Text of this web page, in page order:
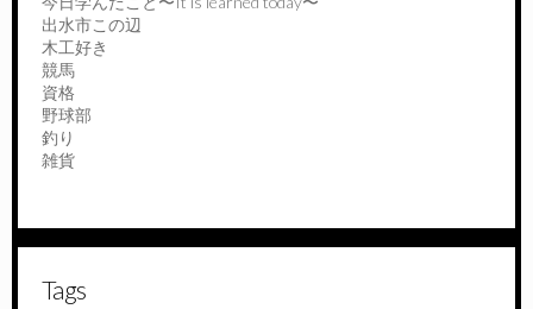
出水市この辺
木工好き
競馬
資格
野球部
釣り
雑貨
Tags